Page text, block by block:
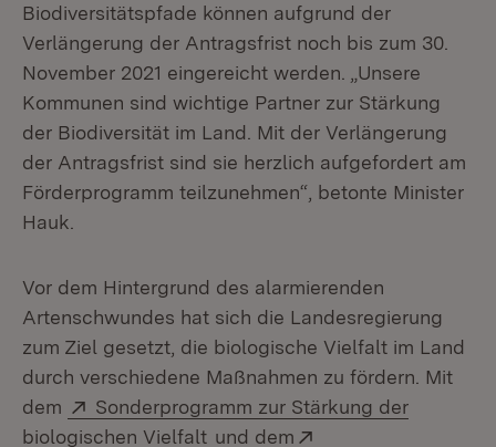
Biodiversitätspfade können aufgrund der
Verlängerung der Antragsfrist noch bis zum 30.
November 2021 eingereicht werden. „Unsere
Kommunen sind wichtige Partner zur Stärkung
der Biodiversität im Land. Mit der Verlängerung
der Antragsfrist sind sie herzlich aufgefordert am
Förderprogramm teilzunehmen“, betonte Minister
Hauk.
Vor dem Hintergrund des alarmierenden
Artenschwundes hat sich die Landesregierung
zum Ziel gesetzt, die biologische Vielfalt im Land
durch verschiedene Maßnahmen zu fördern. Mit
dem
Extern:
Sonderprogramm zur Stärkung der
biologischen Vielfalt (Öffnet in neuem Fenster)
und dem